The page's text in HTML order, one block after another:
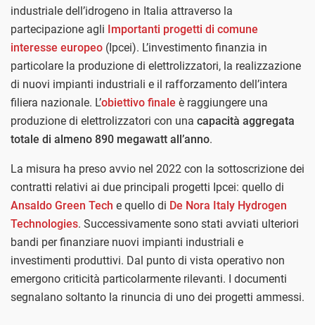
industriale dell’idrogeno in Italia attraverso la
partecipazione agli Importanti progetti di comune
interesse europeo (Ipcei). L’investimento finanzia in
particolare la produzione di elettrolizzatori, la realizzazione
di nuovi impianti industriali e il rafforzamento dell’intera
filiera nazionale. L’obiettivo finale è raggiungere una
produzione di elettrolizzatori con una capacità aggregata
totale di almeno 890 megawatt all’anno.
La misura ha preso avvio nel 2022 con la sottoscrizione dei
contratti relativi ai due principali progetti Ipcei: quello di
Ansaldo Green Tech e quello di De Nora Italy Hydrogen
Technologies. Successivamente sono stati avviati ulteriori
bandi per finanziare nuovi impianti industriali e
investimenti produttivi. Dal punto di vista operativo non
emergono criticità particolarmente rilevanti. I documenti
segnalano soltanto la rinuncia di uno dei progetti ammessi.